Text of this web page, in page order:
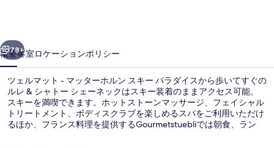
シ
ェ
ー
ネ
ッ
次へ
78+
概要客室ロケーションポリシー
ツェルマット - マッターホルン スキー パラダイスから歩いてすぐの
ルレ & シャトー シェーネックはスキー装着のままアクセス可能。
スキーを満喫できます。ホットストーンマッサージ、フェイシャル
トリートメント、ボディスクラブを楽しめるスパをご利用いただけ
るほか、フランス料理を提供するGourmetstuebliでは朝食、ラン